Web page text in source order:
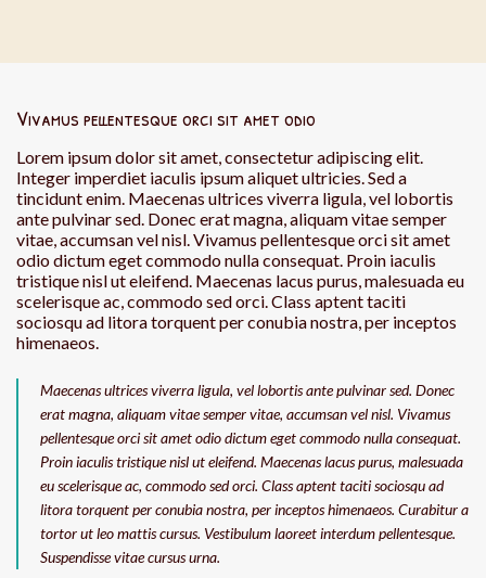
Vivamus pellentesque orci sit amet odio
Lorem ipsum dolor sit amet, consectetur adipiscing elit.
Integer imperdiet iaculis ipsum aliquet ultricies. Sed a
tincidunt enim. Maecenas ultrices viverra ligula, vel lobortis
ante pulvinar sed. Donec erat magna, aliquam vitae semper
vitae, accumsan vel nisl. Vivamus pellentesque orci sit amet
odio dictum eget commodo nulla consequat. Proin iaculis
tristique nisl ut eleifend. Maecenas lacus purus, malesuada eu
scelerisque ac, commodo sed orci. Class aptent taciti
sociosqu ad litora torquent per conubia nostra, per inceptos
himenaeos.
Maecenas ultrices viverra ligula, vel lobortis ante pulvinar sed. Donec
erat magna, aliquam vitae semper vitae, accumsan vel nisl. Vivamus
pellentesque orci sit amet odio dictum eget commodo nulla consequat.
Proin iaculis tristique nisl ut eleifend. Maecenas lacus purus, malesuada
eu scelerisque ac, commodo sed orci. Class aptent taciti sociosqu ad
litora torquent per conubia nostra, per inceptos himenaeos. Curabitur a
tortor ut leo mattis cursus. Vestibulum laoreet interdum pellentesque.
Suspendisse vitae cursus urna.